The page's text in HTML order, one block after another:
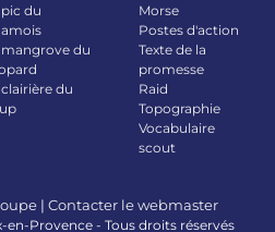
pic du
mangrove du
clairière du
Morse
Postes d'action
Texte de la
promesse
Raid
Topographie
Vocabulaire
scout
| Contacter le webmaster
en-Provence - Tous droits réservés